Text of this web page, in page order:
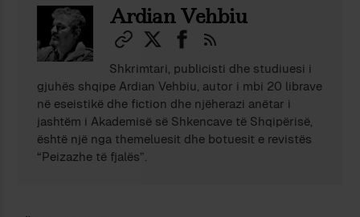
Ardian Vehbiu
Shkrimtari, publicisti dhe studiuesi i
gjuhës shqipe Ardian Vehbiu, autor i mbi 20 librave
në eseistikë dhe fiction dhe njëherazi anëtar i
jashtëm i Akademisë së Shkencave të Shqipërisë,
është një nga themeluesit dhe botuesit e revistës
“Peizazhe të fjalës”.